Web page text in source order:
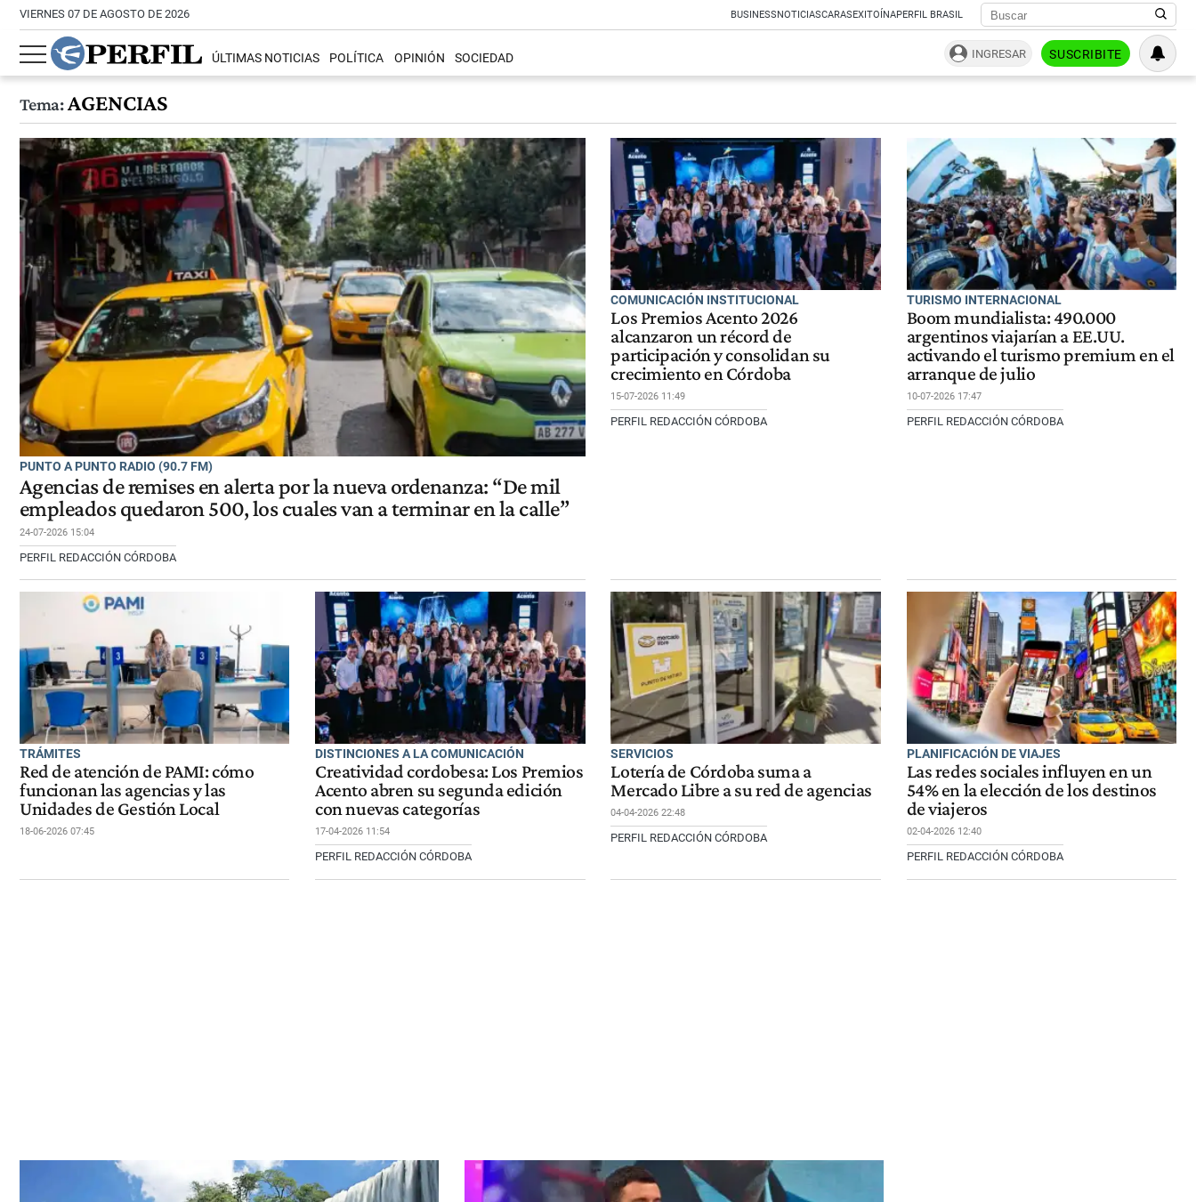
VIERNES 07 DE AGOSTO DE 2026 BUSINESSNOTICIASCARASEXITOÍNAPERFIL BRASIL
ÚLTIMAS NOTICIAS POLÍTICA OPINIÓN SOCIEDAD INGRESAR SUSCRIBITE
Tema:AGENCIAS
PUNTO A PUNTO RADIO (90.7 FM)
Agencias de remises en alerta por la nueva ordenanza: “De mil
empleados quedaron 500, los cuales van a terminar en la calle”
24-07-2026 15:04
PERFIL REDACCIÓN CÓRDOBA
COMUNICACIÓN INSTITUCIONAL
Los Premios Acento 2026
alcanzaron un récord de
participación y consolidan su
crecimiento en Córdoba
15-07-2026 11:49
PERFIL REDACCIÓN CÓRDOBA
TURISMO INTERNACIONAL
Boom mundialista: 490.000
argentinos viajarían a EE.UU.
activando el turismo premium en el
arranque de julio
10-07-2026 17:47
PERFIL REDACCIÓN CÓRDOBA
TRÁMITES
Red de atención de PAMI: cómo
funcionan las agencias y las
Unidades de Gestión Local
18-06-2026 07:45
DISTINCIONES A LA COMUNICACIÓN
Creatividad cordobesa: Los Premios
Acento abren su segunda edición
con nuevas categorías
17-04-2026 11:54
PERFIL REDACCIÓN CÓRDOBA
SERVICIOS
Lotería de Córdoba suma a
Mercado Libre a su red de agencias
04-04-2026 22:48
PERFIL REDACCIÓN CÓRDOBA
PLANIFICACIÓN DE VIAJES
Las redes sociales influyen en un
54% en la elección de los destinos
de viajeros
02-04-2026 12:40
PERFIL REDACCIÓN CÓRDOBA